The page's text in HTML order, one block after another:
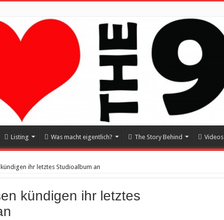
Listing Was macht eigentlich? The Story Behind Videos
ihr letztes Studioalbum an
kündigen ihr letztes